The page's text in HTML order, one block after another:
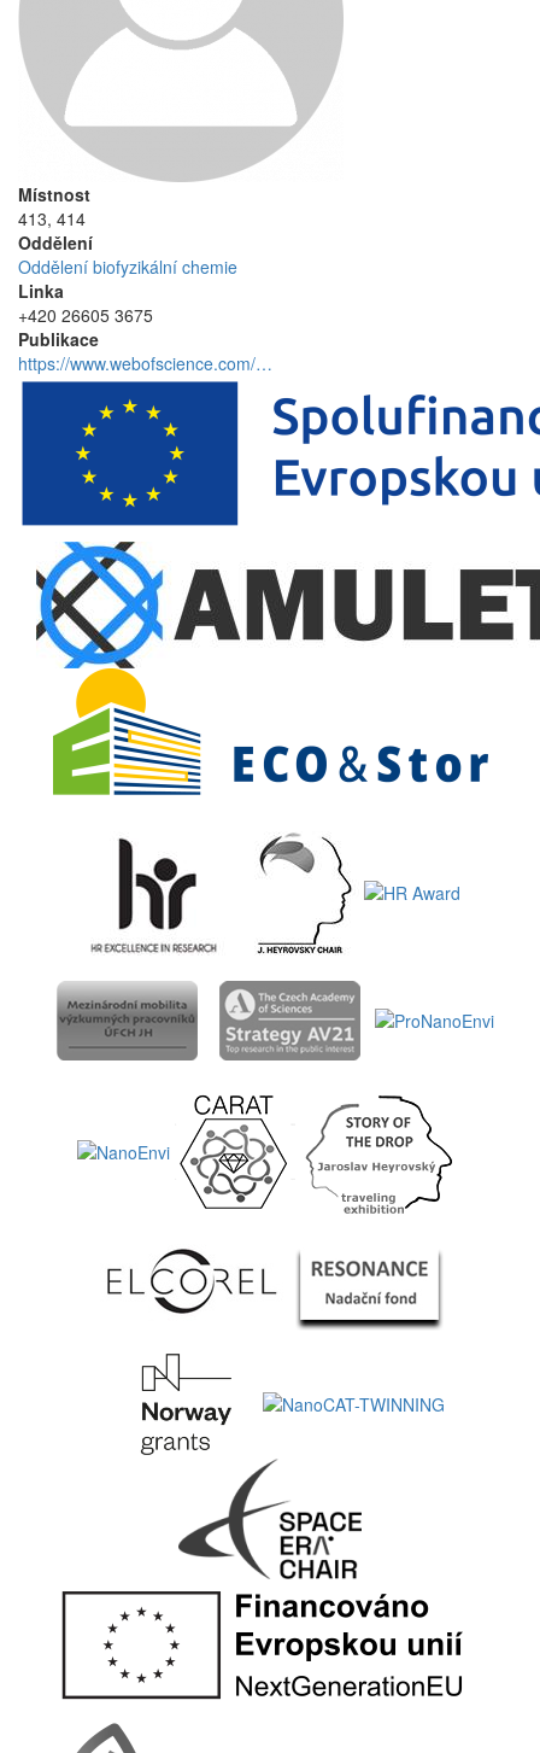
Místnost
413, 414
Oddělení
Oddělení biofyzikální chemie
Linka
+420 26605 3675
Publikace
https://www.webofscience.com/…